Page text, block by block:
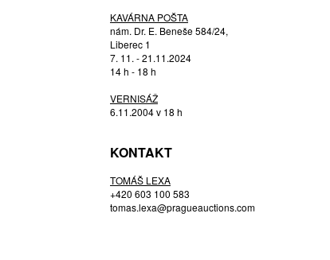
EDLER EVA
ELIÁŠ ML. BOHUMIL
EVANS ATELIER S.R.O.
(ČTVRTEČKOVÁ, JANDOVÁ)
FERI MARTIN
GEBAUER KURT
GEREMUS DANIEL
KAVÁRNA POŠTA
nám. Dr. E. Beneše 584/24,
Liberec 1
7. 11. - 21.11.2024
14 h - 18 h
VERNISÁŽ
6.11.2004 v 18 h
KONTAKT
TOMÁŠ LEXA
+420 603 100 583
tomas.lexa@pragueauctions.com